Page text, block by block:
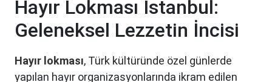
Hayır Lokması İstanbul:
Geleneksel Lezzetin İncisi
Hayır lokması, Türk kültüründe özel günlerde
yapılan hayır organizasyonlarında ikram edilen